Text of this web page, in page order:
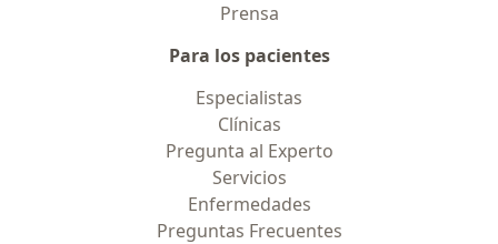
Prensa
Para los pacientes
Especialistas
Clínicas
Pregunta al Experto
Servicios
Enfermedades
Preguntas Frecuentes